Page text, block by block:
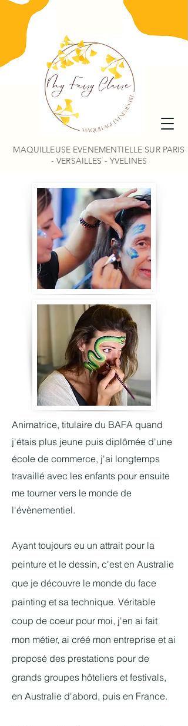
MAQUILLEUSE EVENEMENTIELLE SUR PARIS
- VERSAILLES - YVELINES
Animatrice, titulaire du BAFA quand
j'étais plus jeune puis diplômée d'une
école de commerce, j'ai longtemps
travaillé avec les enfants pour ensuite
me tourner vers le monde de
l'évènementiel.
Ayant toujours eu un attrait pour la
peinture et le dessin, c'est en Australie
que je découvre le monde du face
painting et sa technique. Véritable
coup de coeur pour moi, j'en ai fait
mon métier, ai créé mon entreprise et ai
proposé des prestations pour de
grands groupes hôteliers et festivals,
en Australie d'abord, puis en France.